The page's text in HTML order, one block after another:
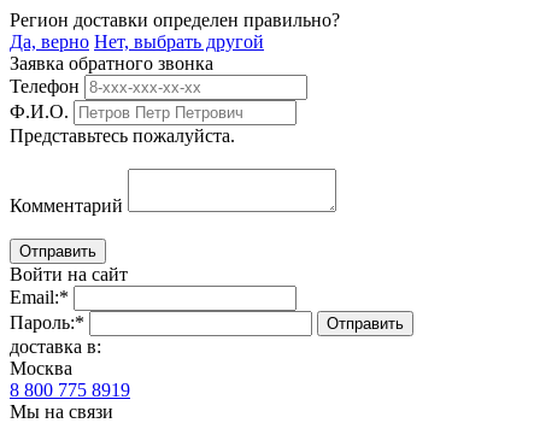
Регион доставки определен правильно?
Да, верно Нет, выбрать другой
Заявка обратного звонка
Телефон
Ф.И.О.
Представьтесь пожалуйста.
Комментарий
Войти на сайт
Email:*
Пароль:*
доставка в:
Москва
8 800 775 8919
Мы на связи